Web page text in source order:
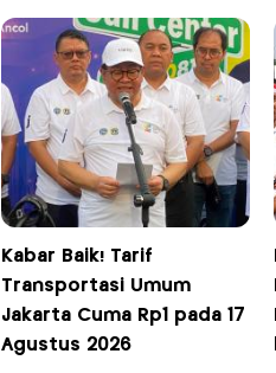
Kabar Baik! Tarif
Transportasi Umum
Jakarta Cuma Rp1 pada 17
Agustus 2026